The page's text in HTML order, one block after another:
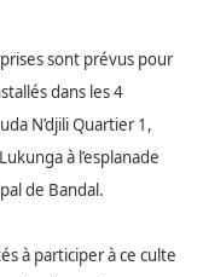
sont prévus pour
dans les 4
N’djili Quartier 1,
à l’esplanade
de Bandal.
à participer à ce culte